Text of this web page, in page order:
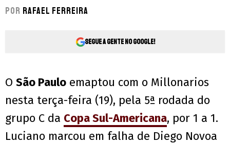
Por Rafael Ferreira
Segue a gente no Google!
O São Paulo emaptou com o Millonarios
nesta terça-feira (19), pela 5ª rodada do
grupo C da Copa Sul-Americana, por 1 a 1.
Luciano marcou em falha de Diego Novoa